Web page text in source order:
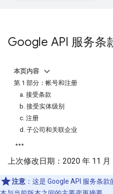
Google API 服务条
本页内容
第 1 部分：帐号和注册
a. 接受条款
b. 接受实体级别
c. 注册
d. 子公司和关联企业
上次修改日期：2020 年 11 月
注意 ：这是 Google API 服务条